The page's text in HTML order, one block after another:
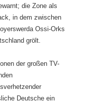
die Zone als
in dem zwischen
Ossi-Orks
grölt.
der großen TV-
Deutsche ein